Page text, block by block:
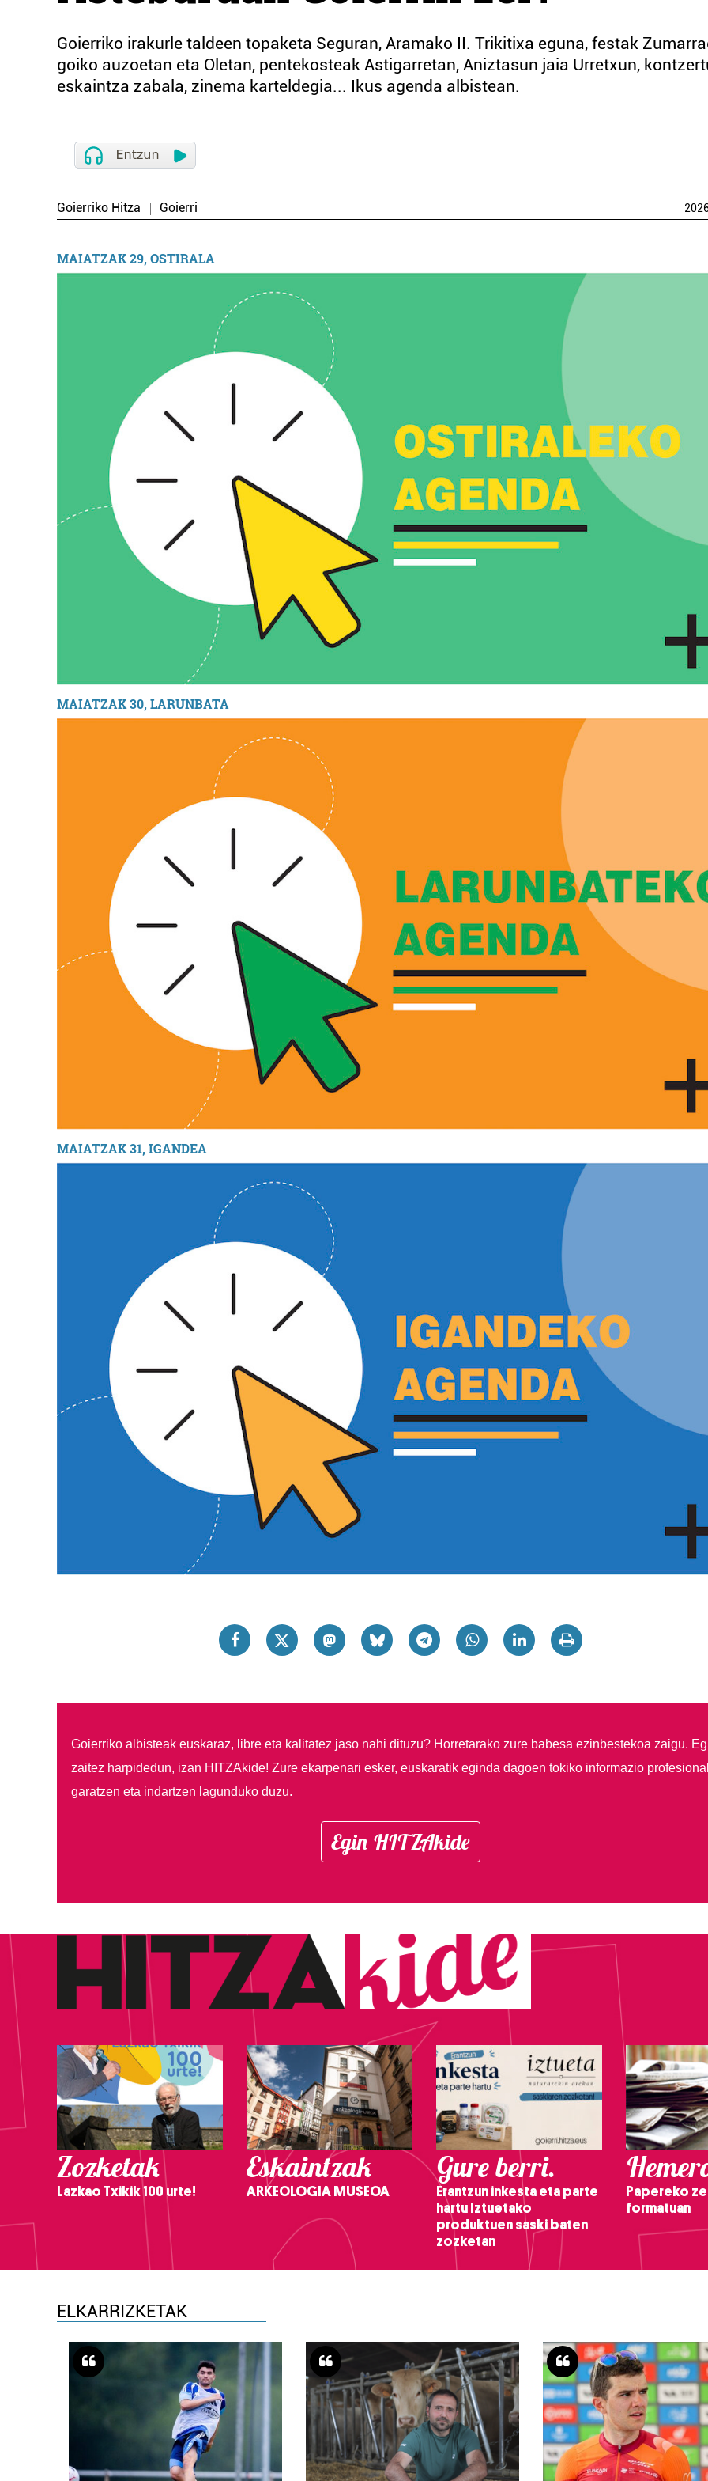
Goierriko irakurle taldeen topaketa Seguran, Aramako II. Trikitixa eguna, festak
goiko auzoetan eta Oletan, pentekosteak Astigarretan, Aniztasun jaia Urretxun,
eskaintza zabala, zinema karteldegia... Ikus agenda albistean.
Goierriko Hitza Goierri
MAIATZAK 29, OSTIRALA
MAIATZAK 30, LARUNBATA
MAIATZAK 31, IGANDEA
Goierriko albisteak euskaraz, libre eta kalitatez jaso nahi dituzu? Horretarako zure babesa ezinbestekoa zaigu.
zaitez harpidedun, izan HITZAkide! Zure ekarpenari esker, euskaratik eginda dagoen tokiko informazio
garatzen eta indartzen lagunduko duzu.
Egin HITZAkide
Zozketak
Lazkao Txikik 100 urte!
Eskaintzak
ARKEOLOGIA MUSEOA
Gure berri.
Erantzun inkesta eta parte
hartu Iztuetako
produktuen saski baten
zozketan
Papereko
formatuan
ELKARRIZKETAK